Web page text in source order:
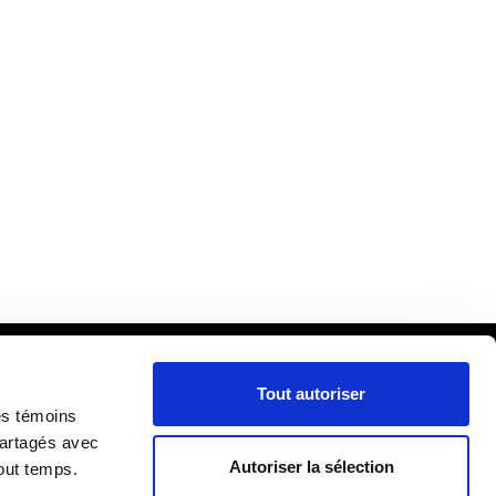
témoins
avec
temps.
Tout autoriser
Autoriser la sélection